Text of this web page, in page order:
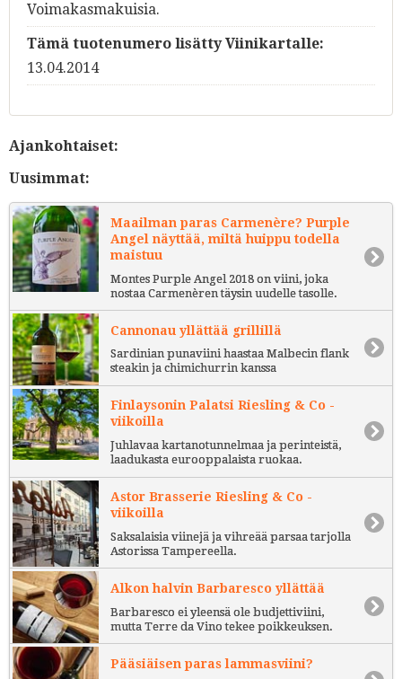
Voimakasmakuisia.
Tämä tuotenumero lisätty Viinikartalle:
13.04.2014
Ajankohtaiset:
Uusimmat:
Maailman paras Carmenère? Purple
Angel näyttää, miltä huippu todella
maistuu
Montes Purple Angel 2018 on viini, joka
nostaa Carmenèren täysin uudelle tasolle.
Cannonau yllättää grillillä
Sardinian punaviini haastaa Malbecin flank
steakin ja chimichurrin kanssa
Finlaysonin Palatsi Riesling & Co -
viikoilla
Juhlavaa kartanotunnelmaa ja perinteistä,
laadukasta eurooppalaista ruokaa.
Astor Brasserie Riesling & Co -
viikoilla
Saksalaisia viinejä ja vihreää parsaa tarjolla
Astorissa Tampereella.
Alkon halvin Barbaresco yllättää
Barbaresco ei yleensä ole budjettiviini,
mutta Terre da Vino tekee poikkeuksen.
Pääsiäisen paras lammasviini?